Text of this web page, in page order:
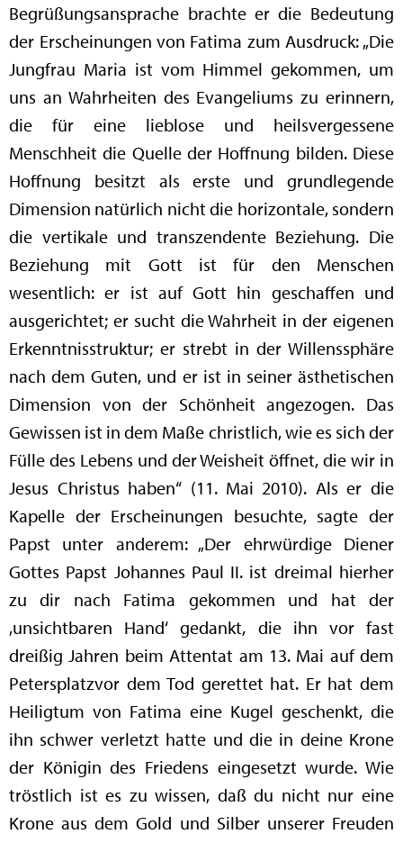
Begrüßungsansprache brachte er die Bedeutung
der Erscheinungen von Fatima zum Ausdruck: „Die
Jungfrau Maria ist vom Himmel gekommen, um
uns an Wahrheiten des Evangeliums zu erinnern,
die für eine lieblose und heilsvergessene
Menschheit die Quelle der Hoffnung bilden. Diese
Hoffnung besitzt als erste und grundlegende
Dimension natürlich nicht die horizontale, sondern
die vertikale und transzendente Beziehung. Die
Beziehung mit Gott ist für den Menschen
wesentlich: er ist auf Gott hin geschaffen und
ausgerichtet; er sucht die Wahrheit in der eigenen
Erkenntnisstruktur; er strebt in der Willenssphäre
nach dem Guten, und er ist in seiner ästhetischen
Dimension von der Schönheit angezogen. Das
Gewissen ist in dem Maße christlich, wie es sich der
Fülle des Lebens und der Weisheit öffnet, die wir in
Jesus Christus haben“ (11. Mai 2010). Als er die
Kapelle der Erscheinungen besuchte, sagte der
Papst unter anderem: „Der ehrwürdige Diener
Gottes Papst Johannes Paul II. ist dreimal hierher
zu dir nach Fatima gekommen und hat der
‚unsichtbaren Hand‘ gedankt, die ihn vor fast
dreißig Jahren beim Attentat am 13. Mai auf dem
Petersplatzvor dem Tod gerettet hat. Er hat dem
Heiligtum von Fatima eine Kugel geschenkt, die
ihn schwer verletzt hatte und die in deine Krone
der Königin des Friedens eingesetzt wurde. Wie
tröstlich ist es zu wissen, daß du nicht nur eine
Krone aus dem Gold und Silber unserer Freuden